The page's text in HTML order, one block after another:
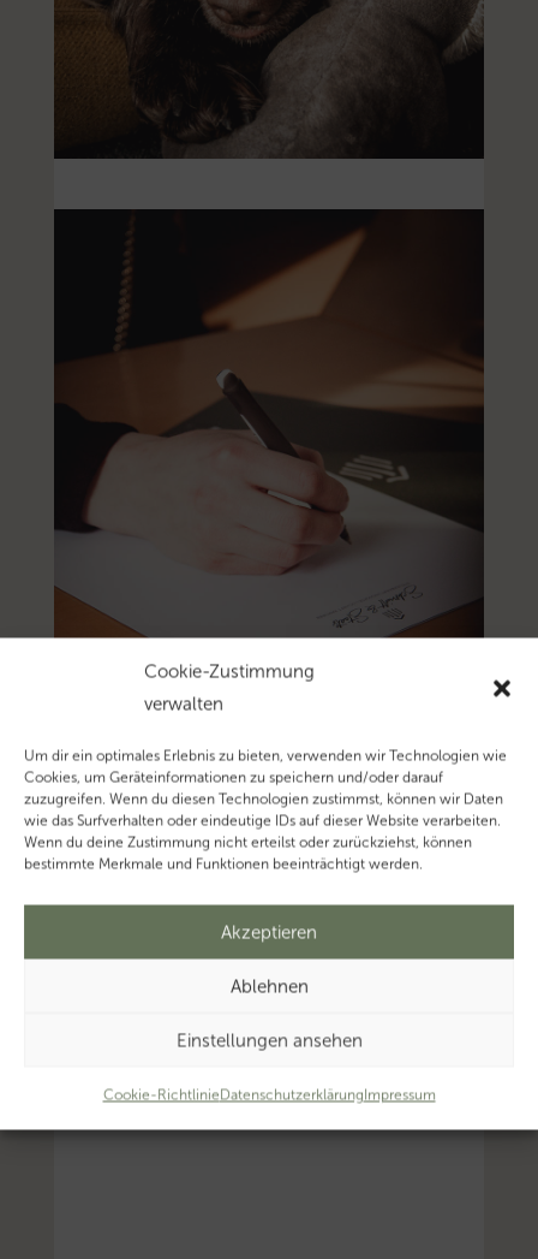
Cookie-Zustimmung
verwalten
Um dir ein optimales Erlebnis zu bieten, verwenden wir Technologien wie
Cookies, um Geräteinformationen zu speichern und/oder darauf
zuzugreifen. Wenn du diesen Technologien zustimmst, können wir Daten
wie das Surfverhalten oder eindeutige IDs auf dieser Website verarbeiten.
Wenn du deine Zustimmung nicht erteilst oder zurückziehst, können
bestimmte Merkmale und Funktionen beeinträchtigt werden.
Akzeptieren
Ablehnen
Einstellungen ansehen
Cookie-RichtlinieDatenschutzerklärungImpressum